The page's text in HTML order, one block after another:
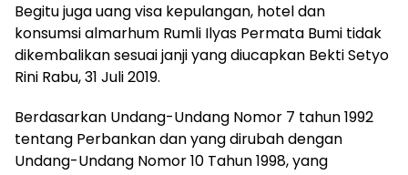
Begitu juga uang visa kepulangan, hotel dan
konsumsi almarhum Rumli Ilyas Permata Bumi tidak
dikembalikan sesuai janji yang diucapkan Bekti Setyo
Rini Rabu, 31 Juli 2019.
Berdasarkan Undang-Undang Nomor 7 tahun 1992
tentang Perbankan dan yang dirubah dengan
Undang-Undang Nomor 10 Tahun 1998, yang